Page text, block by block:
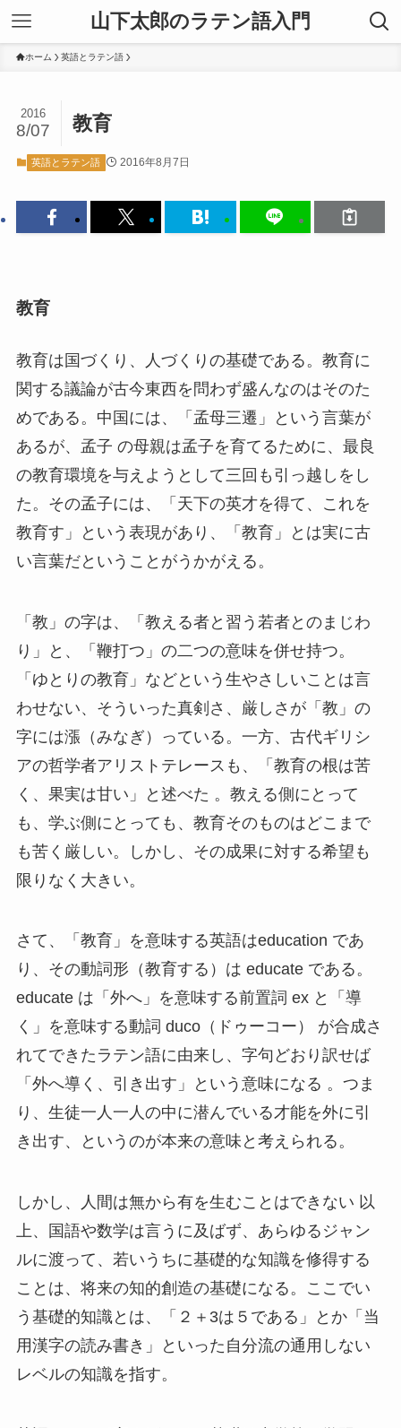
山下太郎のラテン語入門
ホーム 英語とラテン語
教育
2016
8/07
英語とラテン語 2016年8月7日
教育
教育は国づくり、人づくりの基礎である。教育に
関する議論が古今東西を問わず盛んなのはそのた
めである。中国には、「孟母三遷」という言葉が
あるが、孟子 の母親は孟子を育てるために、最良
の教育環境を与えようとして三回も引っ越しをし
た。その孟子には、「天下の英才を得て、これを
教育す」という表現があり、「教育」とは実に古
い言葉だということがうかがえる。
「教」の字は、「教える者と習う若者とのまじわ
り」と、「鞭打つ」の二つの意味を併せ持つ。
「ゆとりの教育」などという生やさしいことは言
わせない、そういった真剣さ、厳しさが「教」の
字には漲（みなぎ）っている。一方、古代ギリシ
アの哲学者アリストテレースも、「教育の根は苦
く、果実は甘い」と述べた 。教える側にとって
も、学ぶ側にとっても、教育そのものはどこまで
も苦く厳しい。しかし、その成果に対する希望も
限りなく大きい。
さて、「教育」を意味する英語はeducation であ
り、その動詞形（教育する）は educate である。
educate は「外へ」を意味する前置詞 ex と「導
く」を意味する動詞 duco（ドゥーコー） が合成さ
れてできたラテン語に由来し、字句どおり訳せば
「外へ導く、引き出す」という意味になる 。つま
り、生徒一人一人の中に潜んでいる才能を外に引
き出す、というのが本来の意味と考えられる。
しかし、人間は無から有を生むことはできない 以
上、国語や数学は言うに及ばず、あらゆるジャン
ルに渡って、若いうちに基礎的な知識を修得する
ことは、将来の知的創造の基礎になる。ここでい
う基礎的知識とは、「２＋3は５である」とか「当
用漢字の読み書き」といった自分流の通用しない
レベルの知識を指す。